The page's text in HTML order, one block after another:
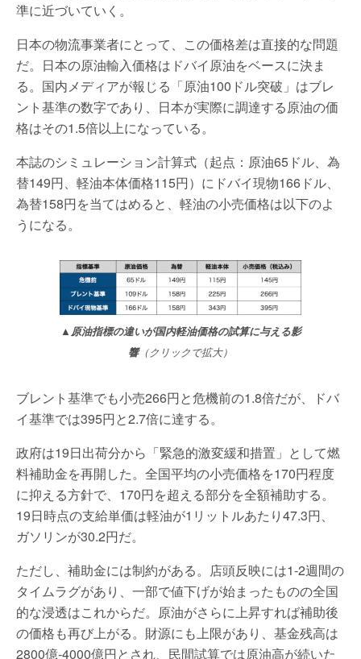
準に近づいていく。
日本の物流事業者にとって、この価格差は直接的な問題
だ。日本の原油輸入価格はドバイ原油をベースに決ま
る。国内メディアが報じる「原油100ドル突破」はブレ
ント基準の数字であり、日本が実際に調達する原油の価
格はその1.5倍以上になっている。
本誌のシミュレーション計算式（起点：原油65ドル、為
替149円、軽油本体価格115円）にドバイ現物166ドル、
為替158円を当てはめると、軽油の小売価格は以下のよ
うになる。
▲原油指標の違いが国内軽油価格の試算に与える影
響（クリックで拡大）
ブレント基準でも小売266円と危機前の1.8倍だが、ドバ
イ基準では395円と2.7倍に達する。
政府は19日出荷分から「緊急的激変緩和措置」として燃
料補助金を再開した。全国平均の小売価格を170円程度
に抑える方針で、170円を超える部分を全額補助する。
19日時点の支給単価は軽油が1リットルあたり47.3円、
ガソリンが30.2円だ。
ただし、補助金には制約がある。店頭反映には1-2週間の
タイムラグがあり、一部で値下げが始まったものの全国
的な浸透はこれからだ。原油がさらに上昇すれば補助後
の価格も再び上がる。財源にも上限があり、基金残高は
2800億-4000億円とされ、民間試算では原油高が続いた